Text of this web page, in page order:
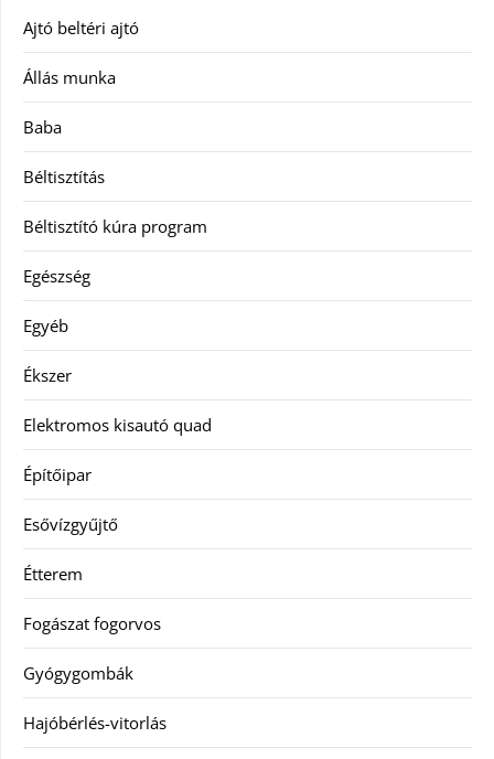
Ajtó beltéri ajtó
Állás munka
Baba
Béltisztítás
Béltisztító kúra program
Egészség
Egyéb
Ékszer
Elektromos kisautó quad
Építőipar
Esővízgyűjtő
Étterem
Fogászat fogorvos
Gyógygombák
Hajóbérlés-vitorlás